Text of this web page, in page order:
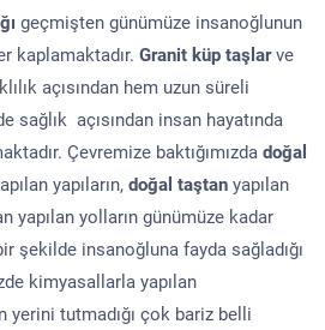
geçmişten günümüze insanoğlunun
kaplamaktadır. Granit küp taşlarve
açısından hem uzun süreli
sağlık açısından insan hayatında
Çevremize baktığımızda doğal
yapıların, doğal taştan yapılan
yapılan yolların günümüze kadar
şekilde insanoğluna fayda sağladığı
kimyasallarla yapılan
yerini tutmadığı çok bariz belli